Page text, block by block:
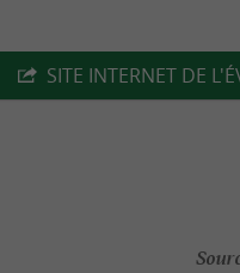
SITE INTERNET DE